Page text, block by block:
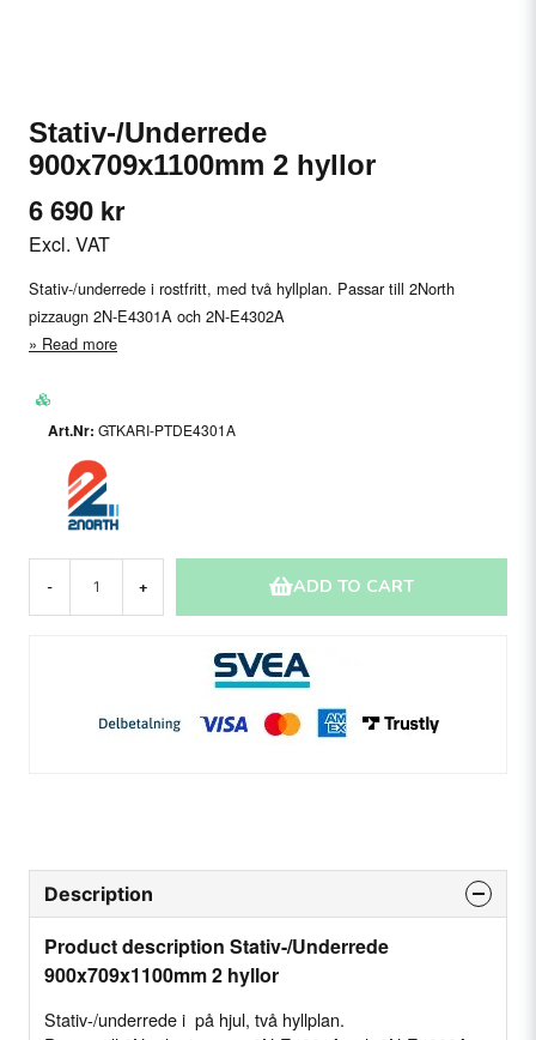
Stativ-/Underrede
900x709x1100mm 2 hyllor
6 690 kr
Excl. VAT
Stativ-/underrede i rostfritt, med två hyllplan. Passar till 2North
pizzaugn 2N-E4301A och 2N-E4302A
Read more
GTKARI-PTDE4301A
- + ADD TO CART
Description
Product description Stativ-/Underrede
900x709x1100mm 2 hyllor
Stativ-/underrede i på hjul, två hyllplan.